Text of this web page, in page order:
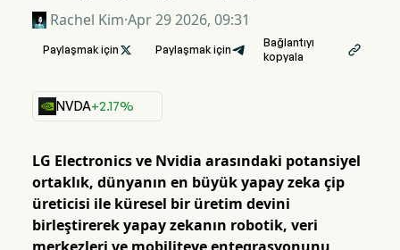
Rachel Kim·Apr 29 2026, 09:31
Paylaşmak için  Paylaşmak için
Bağlantıyı
kopyala

NVDA+2.17%
LG Electronics ve Nvidia arasındaki potansiyel
ortaklık, dünyanın en büyük yapay zeka çip
üreticisi ile küresel bir üretim devini
birleştirerek yapay zekanın robotik, veri